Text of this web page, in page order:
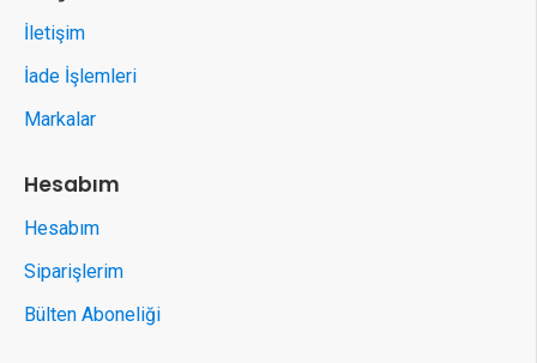
İletişim
İade İşlemleri
Markalar
Hesabım
Hesabım
Siparişlerim
Bülten Aboneliği